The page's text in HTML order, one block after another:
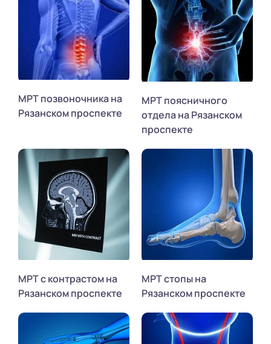
МРТ позвоночника на
Рязанском проспекте
МРТ поясничного
отдела на Рязанском
проспекте
МРТ с контрастом на
Рязанском проспекте
МРТ стопы на
Рязанском проспекте